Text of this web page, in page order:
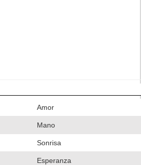
Amor
Mano
Sonrisa
Esperanza